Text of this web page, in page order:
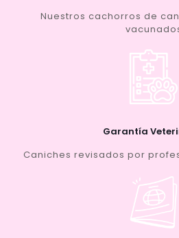
Nuestros cachorros de
Garantía
Caniches revisados por